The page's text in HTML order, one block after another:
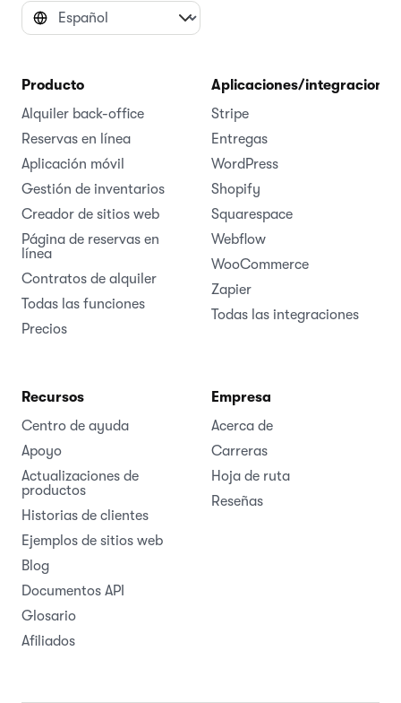
Producto
Alquiler back-office
Reservas en línea
Aplicación móvil
Gestión de inventarios
Creador de sitios web
Página de reservas en
línea
Contratos de alquiler
Todas las funciones
Precios
Aplicaciones/integraciones
Stripe
Entregas
WordPress
Shopify
Squarespace
Webflow
WooCommerce
Zapier
Todas las integraciones
Recursos
Centro de ayuda
Apoyo
Actualizaciones de
productos
Historias de clientes
Ejemplos de sitios web
Blog
Documentos API
Glosario
Afiliados
Empresa
Acerca de
Carreras
Hoja de ruta
Reseñas